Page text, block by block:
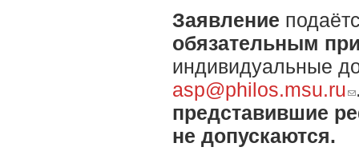
Заявление
обязательным
индивидуальные
asp@philos.msu.ru
представившие
не допускаются.